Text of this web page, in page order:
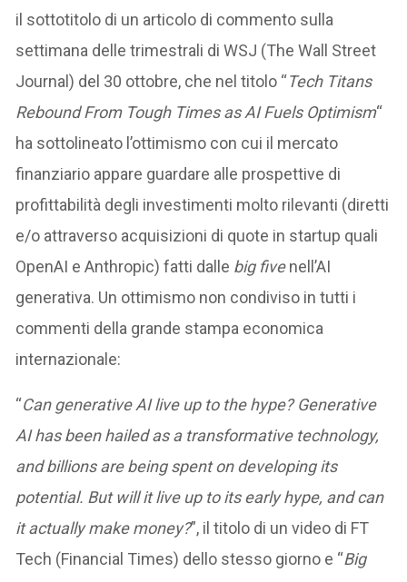
il sottotitolo di un articolo di commento sulla
settimana delle trimestrali di WSJ (The Wall Street
Journal) del 30 ottobre, che nel titolo “Tech Titans
Rebound From Tough Times as AI Fuels Optimism“
ha sottolineato l’ottimismo con cui il mercato
finanziario appare guardare alle prospettive di
profittabilità degli investimenti molto rilevanti (diretti
e/o attraverso acquisizioni di quote in startup quali
OpenAI e Anthropic) fatti dalle big fivenell’AI
generativa. Un ottimismo non condiviso in tutti i
commenti della grande stampa economica
internazionale:
“Can generative AI live up to the hype? Generative
AI has been hailed as a transformative technology,
and billions are being spent on developing its
potential. But will it live up to its early hype, and can
it actually make money?”, il titolo di un video di FT
Tech (Financial Times) dello stesso giorno e “Big